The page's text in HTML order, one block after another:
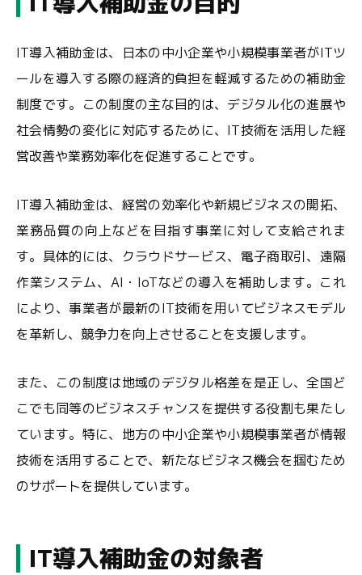
IT導入補助金は、日本の中小企業や小規模事業者がITツ
ールを導入する際の経済的負担を軽減するための補助金
制度です。この制度の主な目的は、デジタル化の進展や
社会情勢の変化に対応するために、IT技術を活用した経
営改善や業務効率化を促進することです。
IT導入補助金は、経営の効率化や新規ビジネスの開拓、
業務品質の向上などを目指す事業に対して支給されま
す。具体的には、クラウドサービス、電子商取引、遠隔
作業システム、AI・IoTなどの導入を補助します。これ
により、事業者が最新のIT技術を用いてビジネスモデル
を革新し、競争力を向上させることを支援します。
また、この制度は地域のデジタル格差を是正し、全国ど
こでも同等のビジネスチャンスを提供する役割も果たし
ています。特に、地方の中小企業や小規模事業者が情報
技術を活用することで、新たなビジネス機会を掴むため
のサポートを提供しています。
IT導入補助金の対象者